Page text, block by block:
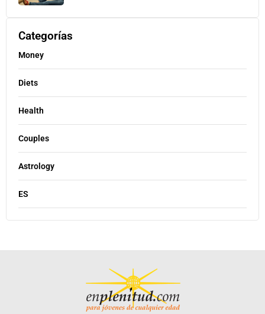
Categorías
Money
Diets
Health
Couples
Astrology
ES